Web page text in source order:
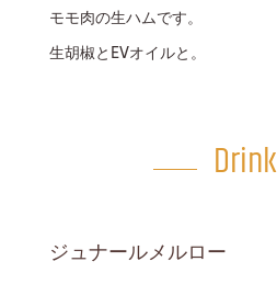
モモ肉の生ハムです。
生胡椒とEVオイルと。
Drink
ジュナールメルロー